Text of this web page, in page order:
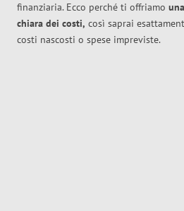
finanziaria. Ecco perché ti offriamo
chiara dei costi, così saprai
costi nascosti o spese impreviste.